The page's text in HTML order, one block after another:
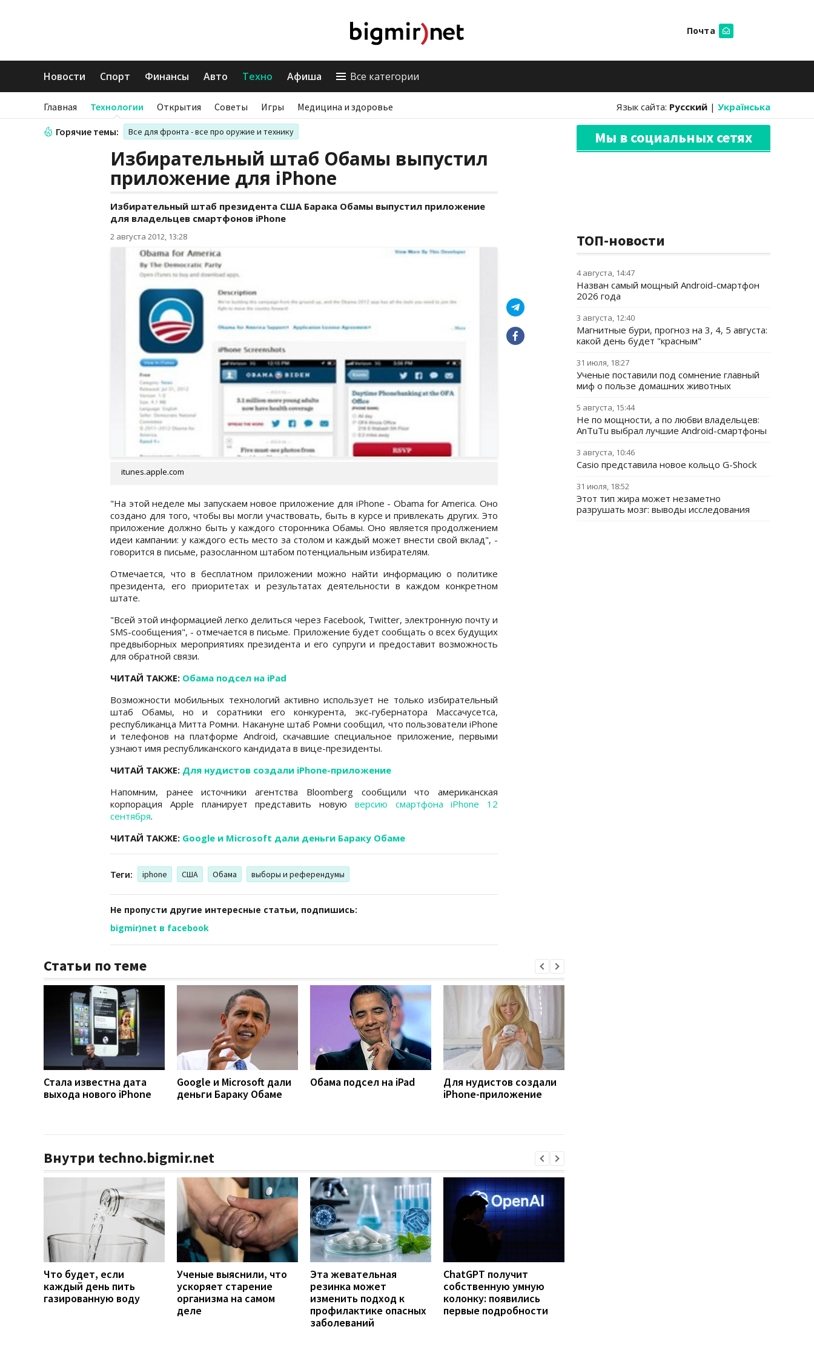
Почта
Новости Спорт Финансы Авто Техно Афиша Все категории
Главная Технологии Открытия Советы Игры Медицина и здоровье Язык сайта: Русский | Українська
Горячие темы: Все для фронта - все про оружие и технику
Избирательный штаб Обамы выпустил
приложение для iPhone
Избирательный штаб президента США Барака Обамы выпустил приложение
для владельцев смартфонов iPhone
2 августа 2012, 13:28
itunes.apple.com
"На этой неделе мы запускаем новое приложение для iPhone - Obama for America. Оно
создано для того, чтобы вы могли участвовать, быть в курсе и привлекать других. Это
приложение должно быть у каждого сторонника Обамы. Оно является продолжением
идеи кампании: у каждого есть место за столом и каждый может внести свой вклад", -
говорится в письме, разосланном штабом потенциальным избирателям.
Отмечается, что в бесплатном приложении можно найти информацию о политике
президента, его приоритетах и результатах деятельности в каждом конкретном
штате.
"Всей этой информацией легко делиться через Facebook, Twitter, электронную почту и
SMS-сообщения", - отмечается в письме. Приложение будет сообщать о всех будущих
предвыборных мероприятиях президента и его супруги и предоставит возможность
для обратной связи.
ЧИТАЙ ТАКЖЕ: Обама подсел на iPad
Возможности мобильных технологий активно использует не только избирательный
штаб Обамы, но и соратники его конкурента, экс-губернатора Массачусетса,
республиканца Митта Ромни. Накануне штаб Ромни сообщил, что пользователи iPhone
и телефонов на платформе Android, скачавшие специальное приложение, первыми
узнают имя республиканского кандидата в вице-президенты.
ЧИТАЙ ТАКЖЕ: Для нудистов создали iPhone-приложение
Напомним, ранее источники агентства Bloomberg сообщили что американская
корпорация Apple планирует представить новую версию смартфона iPhone 12
сентября.
ЧИТАЙ ТАКЖЕ: Google и Microsoft дали деньги Бараку Обаме
Теги: iphone США Обама выборы и референдумы
Не пропусти другие интересные статьи, подпишись:
bigmir)net в facebook
Статьи по теме
Стала известна дата
выхода нового iPhone
Google и Microsoft дали
деньги Бараку Обаме
Обама подсел на iPad
Для нудистов создали
iPhone-приложение
Внутри techno.bigmir.net
Что будет, если
каждый день пить
газированную воду
Ученые выяснили, что
ускоряет старение
организма на самом
деле
Эта жевательная
резинка может
изменить подход к
профилактике опасных
заболеваний
ChatGPT получит
собственную умную
колонку: появились
первые подробности
Мы в социальных сетях
ТОП-новости
4 августа, 14:47
Назван самый мощный Android-смартфон
2026 года
3 августа, 12:40
Магнитные бури, прогноз на 3, 4, 5 августа:
какой день будет "красным"
31 июля, 18:27
Ученые поставили под сомнение главный
миф о пользе домашних животных
5 августа, 15:44
Не по мощности, а по любви владельцев:
AnTuTu выбрал лучшие Android-смартфоны
3 августа, 10:46
Casio представила новое кольцо G-Shock
31 июля, 18:52
Этот тип жира может незаметно
разрушать мозг: выводы исследования